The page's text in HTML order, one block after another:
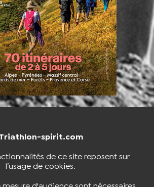
spirit.com
de ce site reposent sur
l’usage de cookies.
CONTACTER BOUTIQUE